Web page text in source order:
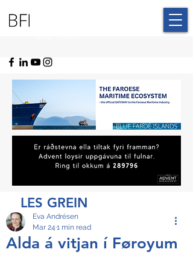
LES GREIN
Alda á vitjan í Føroyum
Eva Andrésen
Mar 24 1 min read